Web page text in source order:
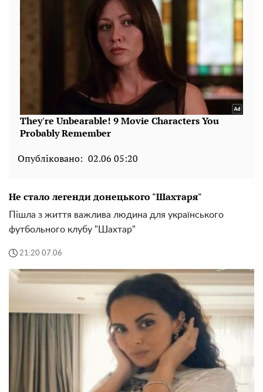
Опубліковано: 02.06 05:20
Не стало легенди донецького "Шахтаря"
Пішла з життя важлива людина для українського
футбольного клубу "Шахтар"
21:20 07.06